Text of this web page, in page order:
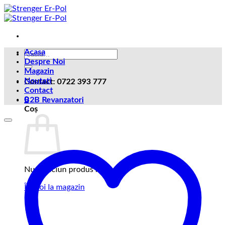
Skip
to
Caută
după:
Contact: 0722 393 777
0
Coș
Nu ai niciun produs în coș.
Înapoi la magazin
Acasa
Despre Noi
Magazin
Noutati
Contact
B2B Revanzatori